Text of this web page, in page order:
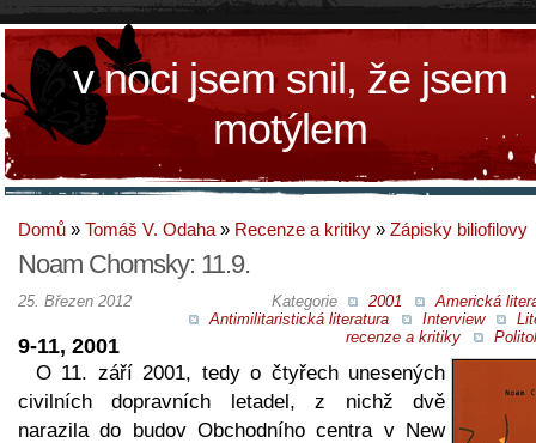
v noci jsem snil, že jsem
motýlem
Domů » Tomáš V. Odaha » Recenze a kritiky » Zápisky biliofilovy
Noam Chomsky: 11.9.
Kategorie 2001
Americká
Antimilitaristická literatura
Interview
recenze a kritiky
25. Březen 2012
9-11, 2001
O 11. září 2001, tedy o čtyřech unesených
civilních dopravních letadel, z nichž dvě
narazila do budov Obchodního centra v New